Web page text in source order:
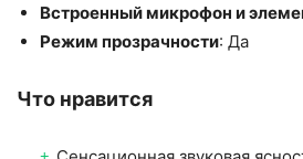
Встроенный микрофон и
Режим прозрачности: Да
Что нравится